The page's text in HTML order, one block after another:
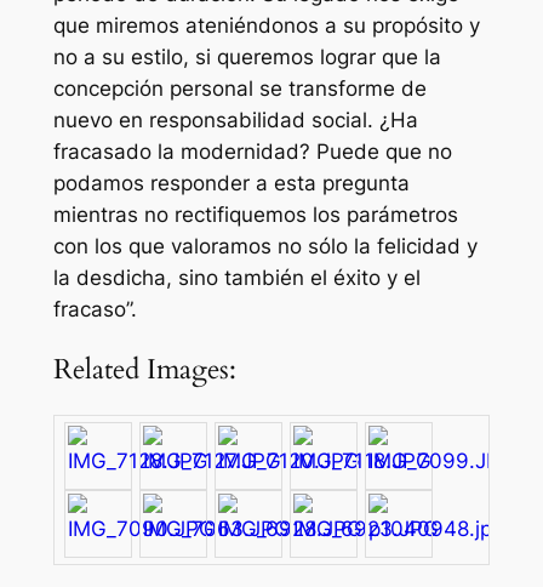
que miremos ateniéndonos a su propósito y
no a su estilo, si queremos lograr que la
concepción personal se transforme de
nuevo en responsabilidad social. ¿Ha
fracasado la modernidad? Puede que no
podamos responder a esta pregunta
mientras no rectifiquemos los parámetros
con los que valoramos no sólo la felicidad y
la desdicha, sino también el éxito y el
fracaso”.
Related Images: